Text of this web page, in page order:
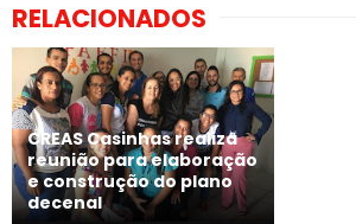
RELACIONADOS
CREAS Casinhas realiza
reunião para elaboração
e construção do plano
decenal